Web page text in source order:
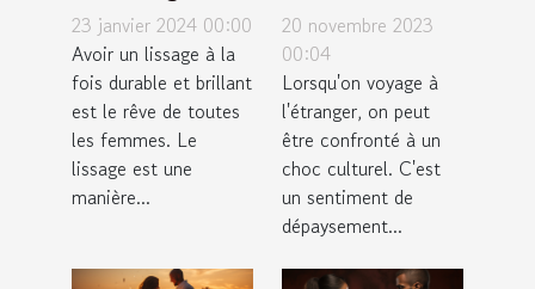
durable et
brillant : top
10 des astuces
23 janvier 2024 00:00
Avoir un lissage à la
fois durable et brillant
est le rêve de toutes
les femmes. Le
lissage est une
manière...
choc culturel
lors d'un
voyage
20 novembre 2023
00:04
Lorsqu'on voyage à
l'étranger, on peut
être confronté à un
choc culturel. C'est
un sentiment de
dépaysement...